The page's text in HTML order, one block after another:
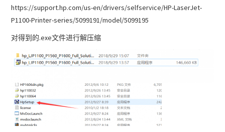
https://support.hp.com/us-en/drivers/selfservice/HP-LaserJet-
P1100-Printer-series/5099191/model/5099195
对得到的.exe文件进行解压缩